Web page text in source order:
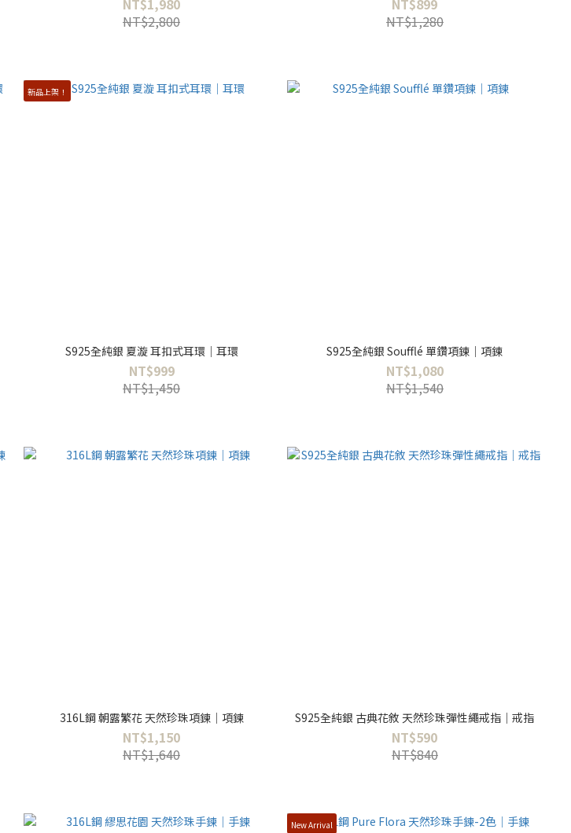
NT$2,800
NT$1,280
新品上架！
S925全純銀 夏漩 耳扣式耳環｜耳環
NT$999
NT$1,450
S925全純銀 Soufflé 單鑽項鍊｜項鍊
NT$1,080
NT$1,540
316L鋼 朝露繁花 天然珍珠項鍊｜項鍊
NT$1,150
NT$1,640
S925全純銀 古典花敘 天然珍珠彈性繩戒指｜戒指
NT$590
NT$840
New Arrival